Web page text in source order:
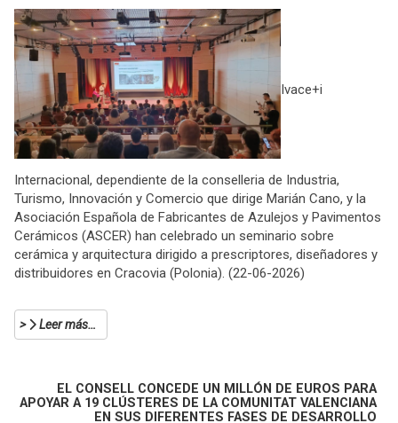
Ivace+i
Internacional, dependiente de la conselleria de Industria,
Turismo, Innovación y Comercio que dirige Marián Cano, y la
Asociación Española de Fabricantes de Azulejos y Pavimentos
Cerámicos (ASCER) han celebrado un seminario sobre
cerámica y arquitectura dirigido a prescriptores, diseñadores y
distribuidores en Cracovia (Polonia). (22-06-2026)
Leer más…
EL CONSELL CONCEDE UN MILLÓN DE EUROS PARA
APOYAR A 19 CLÚSTERES DE LA COMUNITAT VALENCIANA
EN SUS DIFERENTES FASES DE DESARROLLO